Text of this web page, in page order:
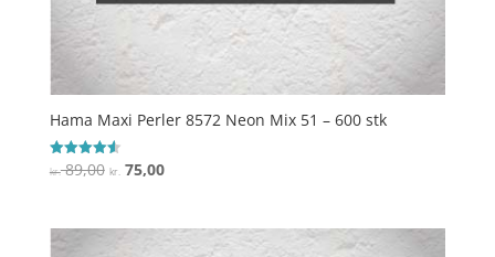
Hama Maxi Perler 8572 Neon Mix 51 – 600 stk
Vurderet
4.6
kr.89,00 Den
var:
kr.75,00Den
er: